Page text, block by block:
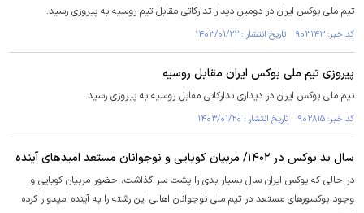
تیم ملی بوکس ایران در دومین دیدار تدارکاتی مقابل تیم روسیه به پیروزی رسید.
کد خبر: ۹۰۳۱۴۳ تاریخ انتشار : ۱۴۰۳/۰۱/۲۲
پیروزی تیم ملی بوکس ایران مقابل روسیه
تیم ملی بوکس ایران در دیداری تدارکاتی مقابل روسیه به پیروزی رسید.
کد خبر: ۹۰۲۸۱۵ تاریخ انتشار : ۱۴۰۳/۰۱/۲۰
سال بد بوکس در ۱۴۰۲/ مربیان کوبایی و نوجوانان مستعد امید‌های آینده
در حالی که بوکس ایران سال بسیار بدی را پشت سر گذاشت، حضور مربیان کوبایی و
وجود بوکسور‌های مستعد در تیم ملی نوجوانان اهالی این رشته را به آینده امیدوار کرده